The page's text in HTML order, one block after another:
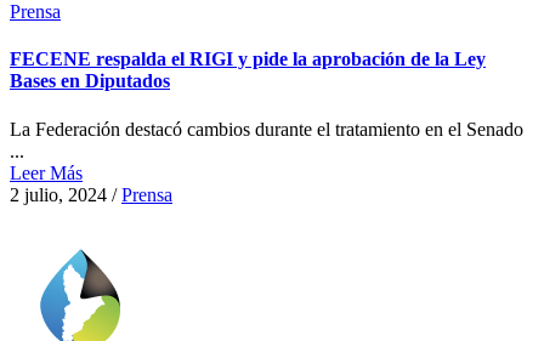
Prensa
FECENE respalda el RIGI y pide la aprobación de la Ley
Bases en Diputados
La Federación destacó cambios durante el tratamiento en el Senado
...
Leer Más
2 julio, 2024 /Prensa